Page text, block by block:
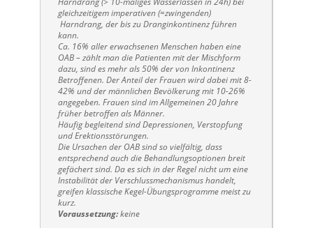
gleichzeitigem imperativen (=zwingenden)
Harndrang, der bis zu Dranginkontinenz führen
kann.
Ca. 16% aller erwachsenen Menschen haben eine
OAB – zählt man die Patienten mit der Mischform
dazu, sind es mehr als 50% der von Inkontinenz
Betroffenen. Der Anteil der Frauen wird dabei mit 8-
42% und der männlichen Bevölkerung mit 10-26%
angegeben. Frauen sind im Allgemeinen 20 Jahre
früher betroffen als Männer.
Häufig begleitend sind Depressionen, Verstopfung
und Erektionsstörungen.
Die Ursachen der OAB sind so vielfältig, dass
entsprechend auch die Behandlungsoptionen breit
gefächert sind. Da es sich in der Regel nicht um eine
Instabilität der Verschlussmechanismus handelt,
greifen klassische Kegel-Übungsprogramme meist zu
kurz.
Voraussetzung:keine